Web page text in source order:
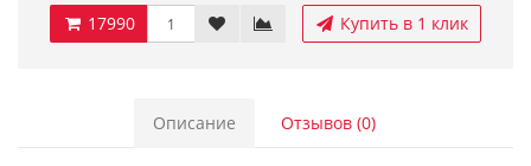
17990 Купить в 1 клик
Описание Отзывов (0)